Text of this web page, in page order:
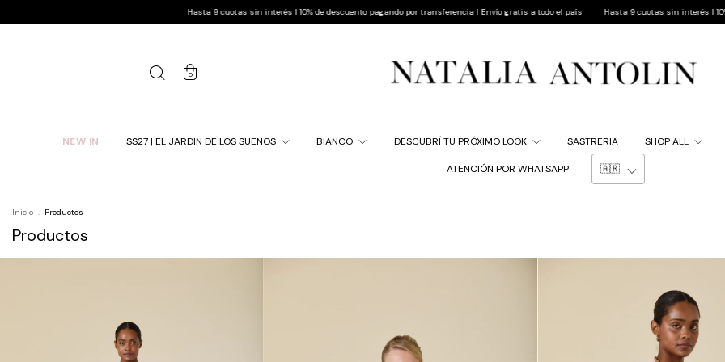
Hasta 9 cuotas sin interés | 10% de descuento pagando por transferencia | Envío gratis a todo el país Hasta 9 cuotas sin interés | 10% de descuento pagando por
0
NEW IN SS27 | EL JARDIN DE LOS SUEÑOS BIANCO DESCUBRÍ TU PRÓXIMO LOOK SASTRERIA SHOP ALL
ATENCIÓN POR WHATSAPP
Inicio . Productos
Productos